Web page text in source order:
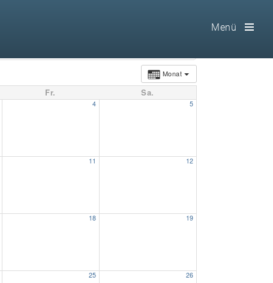
Menü
Monat
Fr. Sa.
4 5
11 12
18 19
25 26